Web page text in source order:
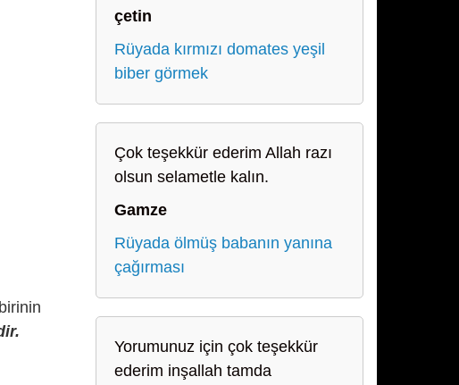
çetin
Rüyada kırmızı domates yeşil
biber görmek
Çok teşekkür ederim Allah razı
olsun selametle kalın.
Gamze
Rüyada ölmüş babanın yanına
çağırması
Yorumunuz için çok teşekkür
ederim inşallah tamda